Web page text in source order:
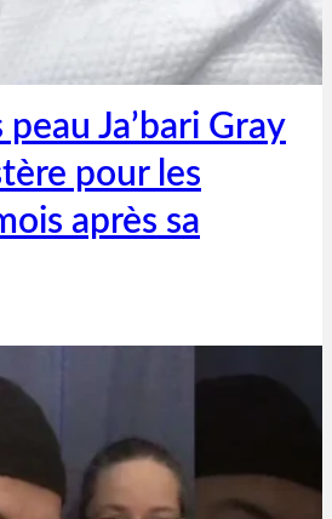
peau Ja’bari Gray
pour les
après sa